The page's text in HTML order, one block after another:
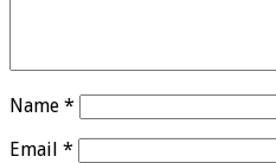
Name *
Email *